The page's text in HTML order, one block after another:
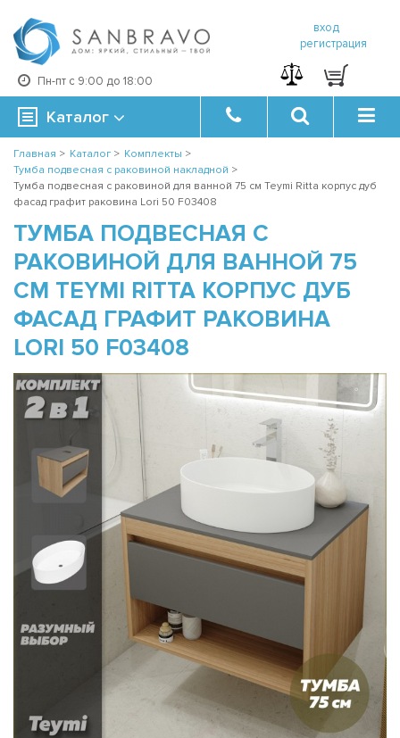
Пн-пт с 9:00 до 18:00
вход
регистрация
Каталог
Главная > Каталог > Комплекты >
Тумба подвесная с раковиной накладной >
Тумба подвесная с раковиной для ванной 75 см Teymi Ritta корпус дуб
фасад графит раковина Lori 50 F03408
ТУМБА ПОДВЕСНАЯ С
РАКОВИНОЙ ДЛЯ ВАННОЙ 75
СМ TEYMI RITTA КОРПУС ДУБ
ФАСАД ГРАФИТ РАКОВИНА
LORI 50 F03408